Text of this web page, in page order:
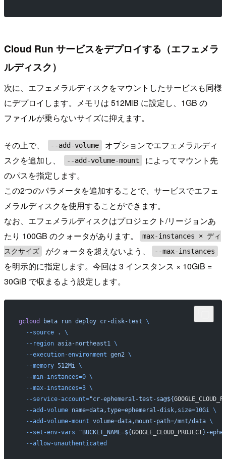
Cloud Run サービスをデプロイする（エフェメラ
ルディスク）
次に、エフェメラルディスクをマウントしたサービスも同様
にデプロイします。メモリは 512MiB に設定し、1GB の
ファイルが乗らないサイズに抑えます。
その上で、 --add-volume
オプションでエフェメラルディ
スクを追加し、
--add-volume-mount
によってマウント先
のパスを指定します。
この2つのパラメータを追加することで、サービスでエフェ
メラルディスクを使用することができます。
なお、エフェメラルディスクはプロジェクト/リージョンあ
たり 100GB のクォータがあります。
max-instances × ディ
スクサイズ
がクォータを超えないよう、 --max-instances
を明示的に指定します。今回は 3 インスタンス × 10GiB =
30GiB で収まるよう設定します。
gcloud beta run deploy cr-disk-test \
  --source
.
\
  --region
asia-northeast1 \
  --execution-environment
gen2 \
  --memory
512Mi \
  --min-instances=0
\
  --max-instances=3
\
  --service-account=
"cr-ephemeral-test-sa@${
  --add-volume
name=data,type=ephemeral-disk,size=10Gi \
  --add-volume-mount
volume=data,mount-path=/mnt/data \
  --set-env-vars
"BUCKET_NAME=${GOOGLE_CLOUD_PROJECT}-
  --allow-unauthenticated